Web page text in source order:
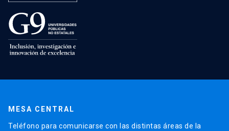
MESA CENTRAL
Teléfono para comunicarse con las distintas áreas de la